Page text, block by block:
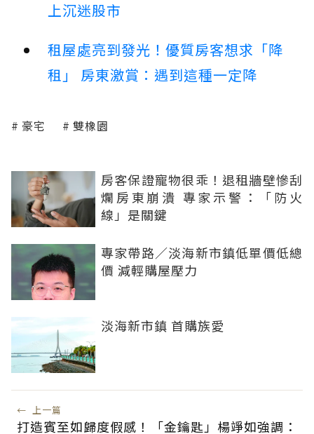
上沉迷股市
租屋處亮到發光！優質房客想求「降
租」 房東激賞：遇到這種一定降
豪宅 雙橡園
房客保證寵物很乖！退租牆壁慘刮
爛房東崩潰 專家示警：「防火
線」是關鍵
專家帶路／淡海新市鎮低單價低總
價 減輕購屋壓力
淡海新市鎮 首購族愛
← 上一篇
打造賓至如歸度假感！「金鑰匙」楊竫如強調：